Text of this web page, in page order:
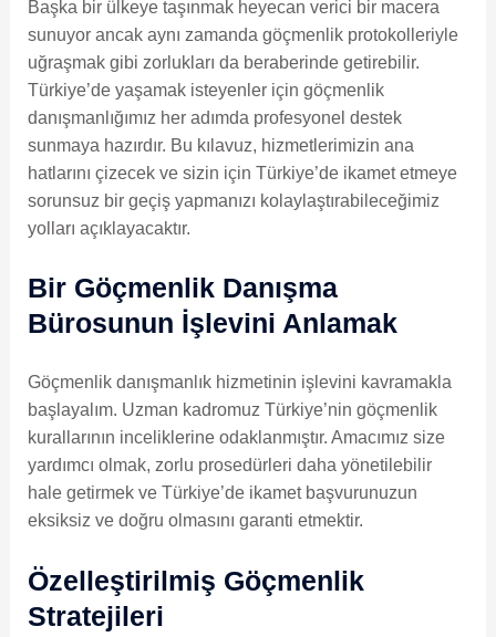
Başka bir ülkeye taşınmak heyecan verici bir macera
sunuyor ancak aynı zamanda göçmenlik protokolleriyle
uğraşmak gibi zorlukları da beraberinde getirebilir.
Türkiye’de yaşamak isteyenler için göçmenlik
danışmanlığımız her adımda profesyonel destek
sunmaya hazırdır. Bu kılavuz, hizmetlerimizin ana
hatlarını çizecek ve sizin için Türkiye’de ikamet etmeye
sorunsuz bir geçiş yapmanızı kolaylaştırabileceğimiz
yolları açıklayacaktır.
Bir Göçmenlik Danışma
Bürosunun İşlevini Anlamak
Göçmenlik danışmanlık hizmetinin işlevini kavramakla
başlayalım. Uzman kadromuz Türkiye’nin göçmenlik
kurallarının inceliklerine odaklanmıştır. Amacımız size
yardımcı olmak, zorlu prosedürleri daha yönetilebilir
hale getirmek ve Türkiye’de ikamet başvurunuzun
eksiksiz ve doğru olmasını garanti etmektir.
Özelleştirilmiş Göçmenlik
Stratejileri